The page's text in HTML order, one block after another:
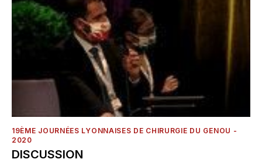
19ÈME JOURNÉES LYONNAISES DE CHIRURGIE DU GENOU -
2020
DISCUSSION